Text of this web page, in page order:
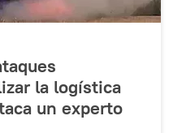
la logística
un experto